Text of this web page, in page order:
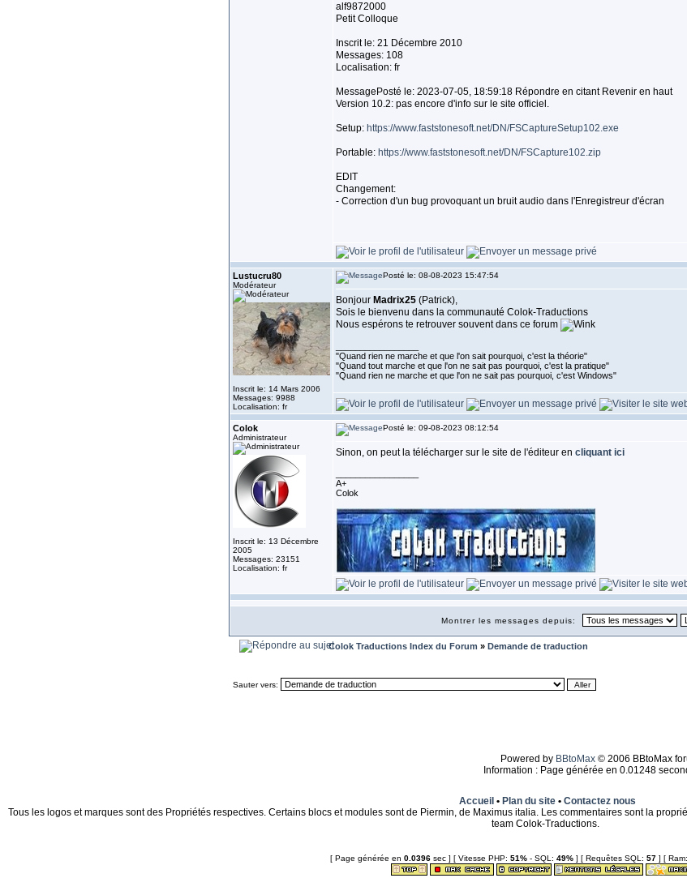
alf9872000
Petit Colloque
Inscrit le: 21 Décembre 2010
Messages: 108
Localisation: fr
MessagePosté le: 2023-07-05, 18:59:18 Répondre en citant Revenir en haut
Version 10.2: pas encore d'info sur le site officiel.
Setup: https://www.faststonesoft.net/DN/FSCaptureSetup102.exe
Portable: https://www.faststonesoft.net/DN/FSCapture102.zip
EDIT
Changement:
- Correction d'un bug provoquant un bruit audio dans l'Enregistreur d'écran
Lustucru80
Modérateur
Inscrit le: 14 Mars 2006
Messages: 9988
Localisation: fr
Posté le: 08-08-2023 15:47:54
Bonjour Madrix25(Patrick),
Sois le bienvenu dans la communauté Colok-Traductions
Nous espérons te retrouver souvent dans ce forum
"Quand rien ne marche et que l'on sait pourquoi, c'est la théorie"
"Quand tout marche et que l'on ne sait pas pourquoi, c'est la pratique"
"Quand rien ne marche et que l'on ne sait pas pourquoi, c'est Windows"
Colok
Administrateur
Inscrit le: 13 Décembre
2005
Messages: 23151
Localisation: fr
Posté le: 09-08-2023 08:12:54
Sinon, on peut la télécharger sur le site de l'éditeur en cliquant ici
A+
Colok
Montrer les messages depuis:
Colok Traductions Index du Forum » Demande de traduction
Sauter vers:
Powered by BBtoMax © 2006 BBtoMax
Information : Page générée en 0.01248
Accueil • Plan du site • Contactez nous
Tous les logos et marques sont des Propriétés respectives. Certains blocs et modules sont de Piermin, de Maximus italia. Les commentaires sont la
team Colok-Traductions.
[ Page générée en 0.0396 sec ] [ Vitesse PHP: 51% - SQL: 49% ] [ Requêtes SQL: 57 ] [ Ram: